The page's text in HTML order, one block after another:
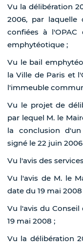
Vu la délibération
2006, par laquelle
confiées à
emphytéotique ;
Vu le bail
la Ville de Paris et
l'immeuble
Vu le projet de
par lequel M. le
la conclusion
signé le 22 juin 2006
Vu l'avis des
Vu l'avis de M. le
date du 19 mai 2008
Vu l'avis du Conseil
19 mai 2008 ;
Vu la délibération